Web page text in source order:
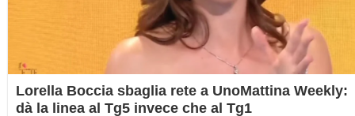
Lorella Boccia sbaglia rete a UnoMattina Weekly:
dà la linea al Tg5 invece che al Tg1